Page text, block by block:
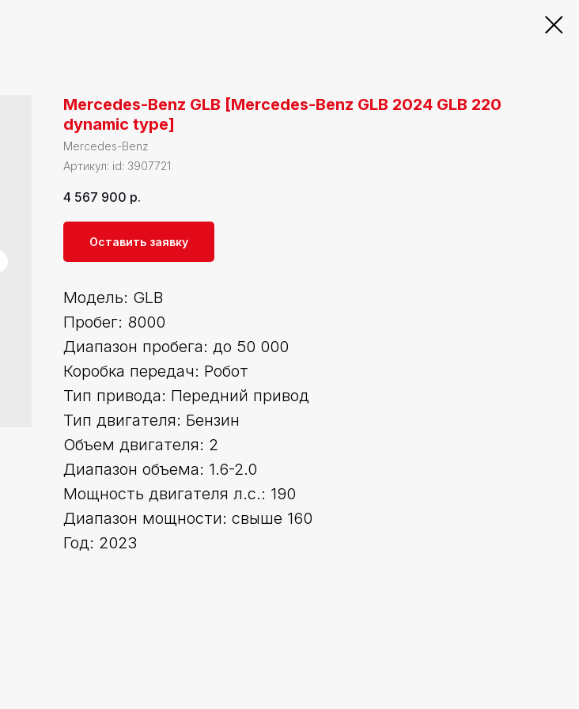
Mercedes-Benz GLB [Mercedes-Benz GLB 2024 GLB 220
dynamic type]
Mercedes-Benz
Артикул: id: 3907721
4 567 900 р.
Оставить заявку
Модель: GLB
Пробег: 8000
Диапазон пробега: до 50 000
Коробка передач: Робот
Тип привода: Передний привод
Тип двигателя: Бензин
Объем двигателя: 2
Диапазон объема: 1.6-2.0
Мощность двигателя л.с.: 190
Диапазон мощности: свыше 160
Год: 2023